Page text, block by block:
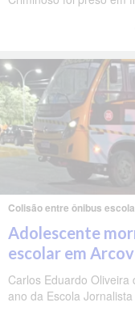
Colisão entre ônibus
Adolescente
escolar em
Carlos Eduardo Oliveira
ano da Escola Jornalista